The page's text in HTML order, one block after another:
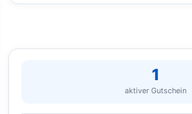
1
aktiver Gutschein